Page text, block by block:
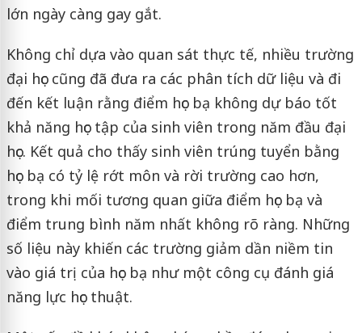
lớn ngày càng gay gắt.
Không chỉ dựa vào quan sát thực tế, nhiều trường
đại học cũng đã đưa ra các phân tích dữ liệu và đi
đến kết luận rằng điểm học bạ không dự báo tốt
khả năng học tập của sinh viên trong năm đầu đại
học. Kết quả cho thấy sinh viên trúng tuyển bằng
học bạ có tỷ lệ rớt môn và rời trường cao hơn,
trong khi mối tương quan giữa điểm học bạ và
điểm trung bình năm nhất không rõ ràng. Những
số liệu này khiến các trường giảm dần niềm tin
vào giá trị của học bạ như một công cụ đánh giá
năng lực học thuật.